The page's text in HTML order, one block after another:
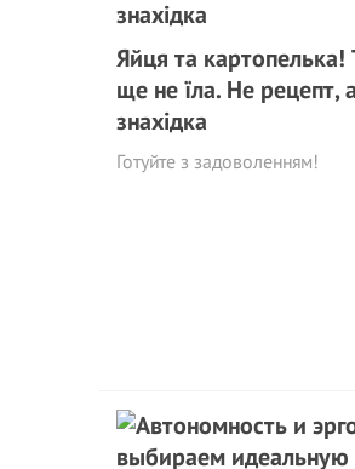
Яйця та картопелька!
ще не їла. Не рецепт,
знахідка
Готуйте з задоволенням!